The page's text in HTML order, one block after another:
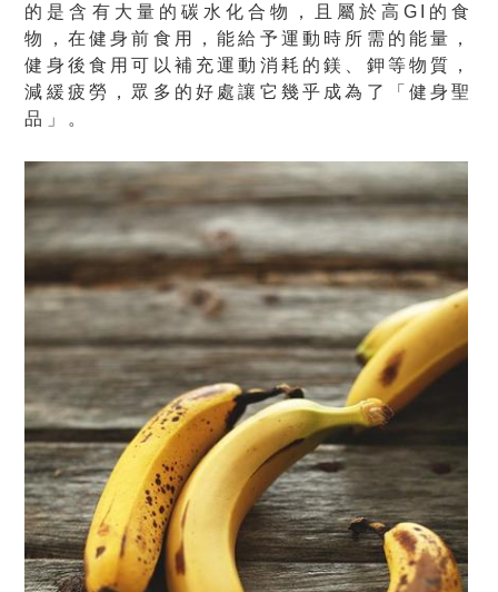
的是含有大量的碳水化合物，且屬於高GI的食
物，在健身前食用，能給予運動時所需的能量，
健身後食用可以補充運動消耗的鎂、鉀等物質，
減緩疲勞，眾多的好處讓它幾乎成為了「健身聖
品」。